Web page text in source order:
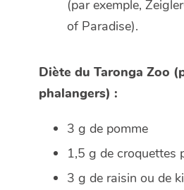
(par exemple,
of Paradise).
Diète du Taronga Zoo
phalangers) :
3 g de pomme
1,5 g de croquettes
3 g de raisin ou de